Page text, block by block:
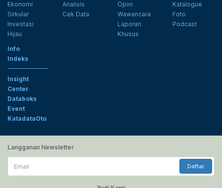
Ekonomi
Sirkular
Investasi
Hijau
Analisis
Cek Data
Opini
Wawancara
Laporan
Khusus
Katalogue
Foto
Podcast
Info
Indeks
Insight
Center
Databoks
Event
KatadataOto
Langganan Newsletter
Email
Daftar